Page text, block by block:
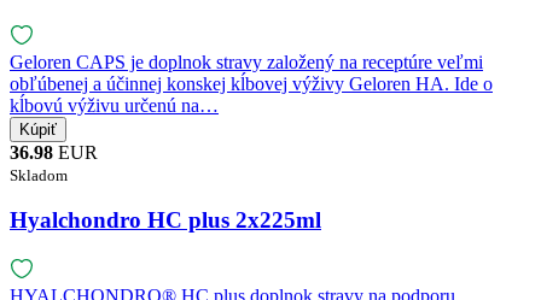
Geloren CAPS je doplnok stravy založený na receptúre veľmi
obľúbenej a účinnej konskej kĺbovej výživy Geloren HA. Ide o
kĺbovú výživu určenú na…
36.98 EUR
Skladom
Hyalchondro HC plus 2x225ml